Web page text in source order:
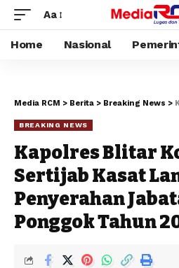
Aa
Home Nasional
Media RCM > Berita > Breaking News >
BREAKING NEWS
Kapolres Blitar
Sertijab Kasat
Penyerahan
Ponggok Tahun